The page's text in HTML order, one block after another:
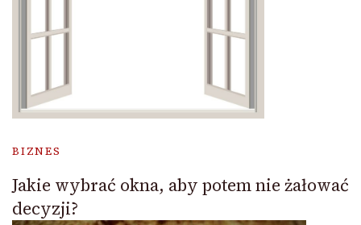
BIZNES
Jakie wybrać okna, aby potem nie żałować
decyzji?